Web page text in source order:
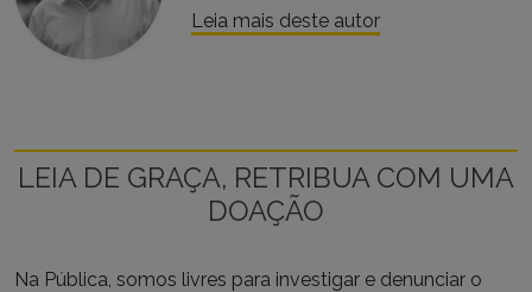
Leia mais deste autor
LEIA DE GRAÇA, RETRIBUA COM UMA
DOAÇÃO
Na Pública, somos livres para investigar e denunciar o